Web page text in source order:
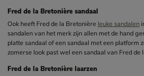
Fred de la Bretonière sandaal
Ook heeft Fred de la Bretonière leuke sandalen
sandalen van het merk zijn allen met de hand
platte sandaal of een sandaal met een platform
zomerse look past wel een sandaal van Fred de
Fred de la Bretonière laarzen